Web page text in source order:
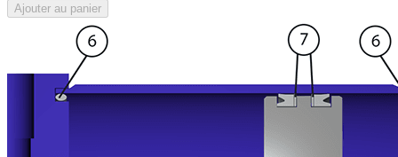
Ajouter au panier